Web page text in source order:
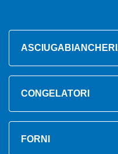
CONGELATORI
FORNI